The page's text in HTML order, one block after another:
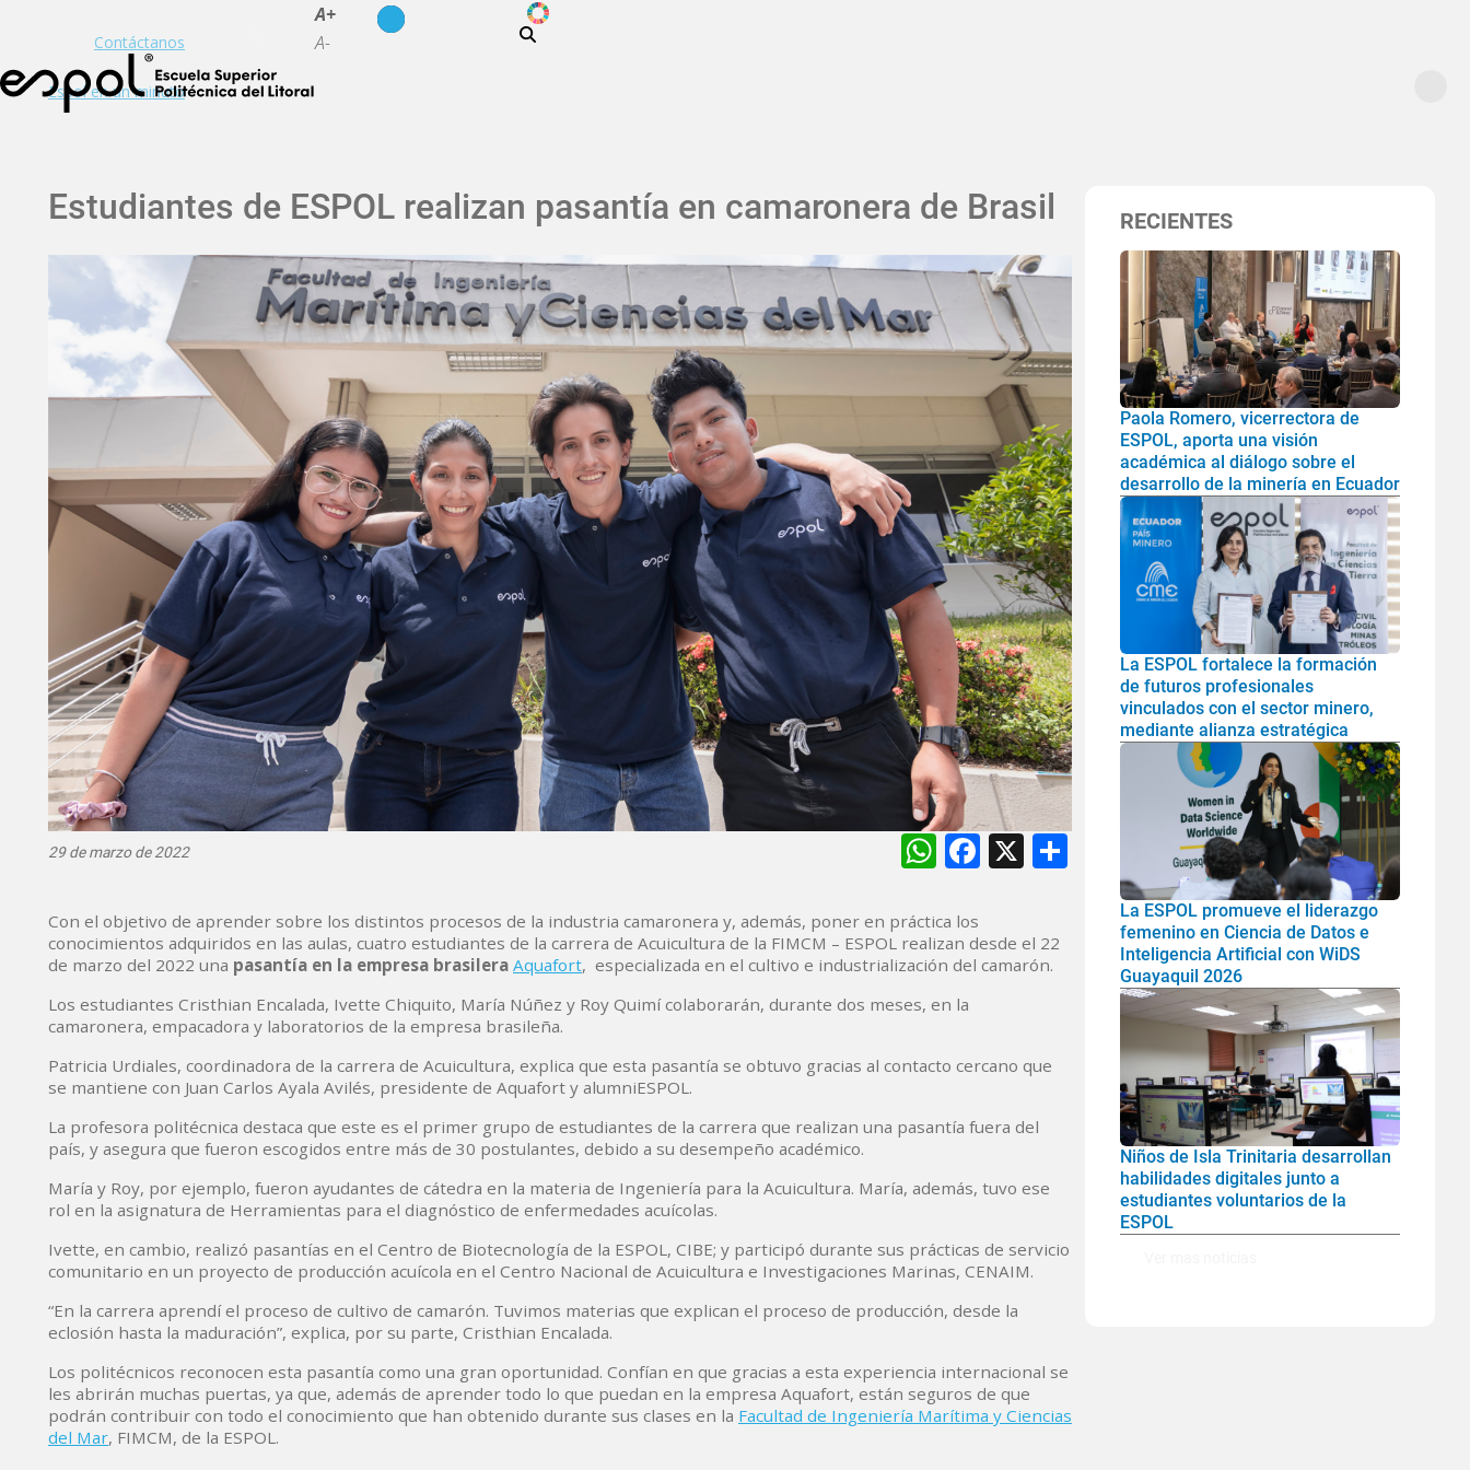
Contáctanos
Espol en un minuto
A+
A-
ODS
Estudiantes de ESPOL realizan pasantía en camaronera de Brasil
29 de marzo de 2022 WhatsApp
Facebook
X
Con el objetivo de aprender sobre los distintos procesos de la industria camaronera y, además, poner en práctica los
conocimientos adquiridos en las aulas, cuatro estudiantes de la carrera de Acuicultura de la FIMCM – ESPOL realizan desde el 22
de marzo del 2022 una pasantía en la empresa brasilera Aquafort, especializada en el cultivo e industrialización del camarón.
Los estudiantes Cristhian Encalada, Ivette Chiquito, María Núñez y Roy Quimí colaborarán, durante dos meses, en la
camaronera, empacadora y laboratorios de la empresa brasileña.
Patricia Urdiales, coordinadora de la carrera de Acuicultura, explica que esta pasantía se obtuvo gracias al contacto cercano que
se mantiene con Juan Carlos Ayala Avilés, presidente de Aquafort y alumniESPOL.
La profesora politécnica destaca que este es el primer grupo de estudiantes de la carrera que realizan una pasantía fuera del
país, y asegura que fueron escogidos entre más de 30 postulantes, debido a su desempeño académico.
María y Roy, por ejemplo, fueron ayudantes de cátedra en la materia de Ingeniería para la Acuicultura. María, además, tuvo ese
rol en la asignatura de Herramientas para el diagnóstico de enfermedades acuícolas.
Ivette, en cambio, realizó pasantías en el Centro de Biotecnología de la ESPOL, CIBE; y participó durante sus prácticas de servicio
comunitario en un proyecto de producción acuícola en el Centro Nacional de Acuicultura e Investigaciones Marinas, CENAIM.
“En la carrera aprendí el proceso de cultivo de camarón. Tuvimos materias que explican el proceso de producción, desde la
eclosión hasta la maduración”, explica, por su parte, Cristhian Encalada.
Los politécnicos reconocen esta pasantía como una gran oportunidad. Confían en que gracias a esta experiencia internacional se
les abrirán muchas puertas, ya que, además de aprender todo lo que puedan en la empresa Aquafort, están seguros de que
podrán contribuir con todo el conocimiento que han obtenido durante sus clases en la Facultad de Ingeniería Marítima y Ciencias
del Mar, FIMCM, de la ESPOL.
RECIENTES
Paola Romero, vicerrectora de
ESPOL, aporta una visión
académica al diálogo sobre el
desarrollo de la minería en Ecuador
La ESPOL fortalece la formación
de futuros profesionales
vinculados con el sector minero,
mediante alianza estratégica
La ESPOL promueve el liderazgo
femenino en Ciencia de Datos e
Inteligencia Artificial con WiDS
Guayaquil 2026
Niños de Isla Trinitaria desarrollan
habilidades digitales junto a
estudiantes voluntarios de la
ESPOL